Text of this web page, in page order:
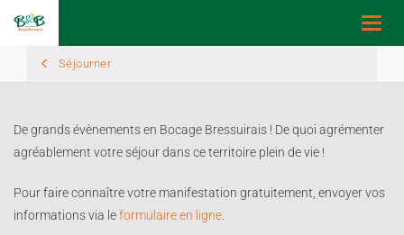
Séjourner
De grands évènements en Bocage Bressuirais ! De quoi agrémenter
agréablement votre séjour dans ce territoire plein de vie !
Pour faire connaître votre manifestation gratuitement, envoyer vos
informations via leformulaire en ligne